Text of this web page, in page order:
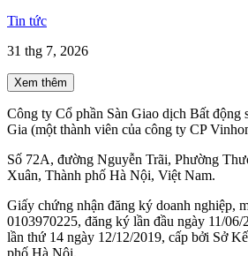
Tin tức
31 thg 7, 2026
Xem thêm
Công ty Cổ phần Sàn Giao dịch Bất động
Gia (một thành viên của công ty CP
Số 72A, đường Nguyễn Trãi, Phường
Xuân, Thành phố Hà Nội, Việt Nam.
Giấy chứng nhận đăng ký doanh nghiệp,
0103970225, đăng ký lần đầu ngày 11/
lần thứ 14 ngày 12/12/2019, cấp bởi Sở